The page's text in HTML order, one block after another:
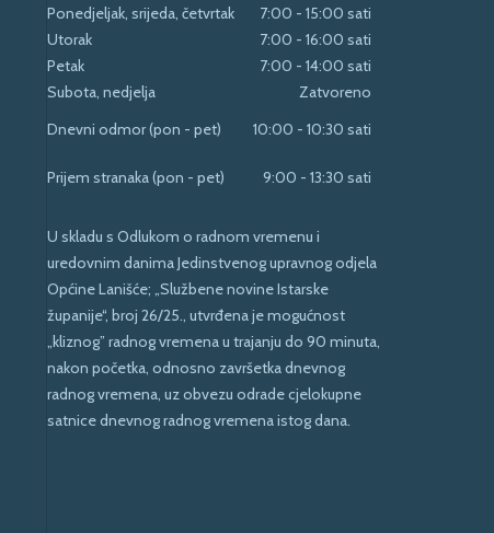
Ponedjeljak, srijeda, četvrtak
7:00 - 15:00 sati
Utorak
7:00 - 16:00 sati
Petak
7:00 - 14:00 sati
Subota, nedjelja
Zatvoreno
Dnevni odmor (pon - pet)
10:00 - 10:30 sati
Prijem stranaka (pon - pet) 9:00 - 13:30 sati
U skladu s Odlukom o radnom vremenu i
uredovnim danima Jedinstvenog upravnog odjela
Općine Lanišće; „Službene novine Istarske
županije“, broj 26/25., utvrđena je mogućnost
„kliznog” radnog vremena u trajanju do 90 minuta,
nakon početka, odnosno završetka dnevnog
radnog vremena, uz obvezu odrade cjelokupne
satnice dnevnog radnog vremena istog dana.